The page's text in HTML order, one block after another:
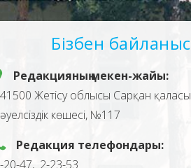
Бізбен байланыс
Редакцияның мекен-жайы:
Жетісу облысы Сарқан қаласы
көшесі, №117
Редакция телефондары:
20-47, 2-23-53